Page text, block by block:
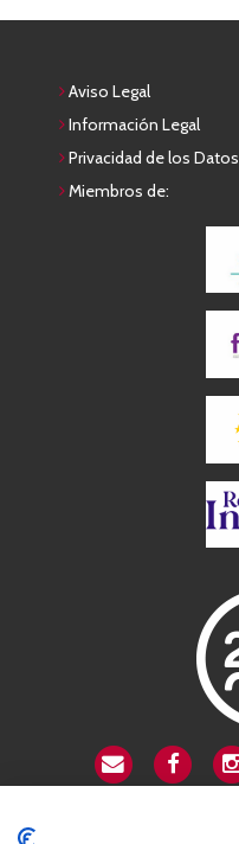
Aviso Legal
Información Legal
Privacidad de los Datos
Miembros de: